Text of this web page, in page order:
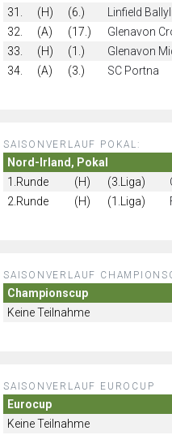
31.
(H) (6.) Linfield
32.
(A) (17.) Glenavon
33.
(H) (1.) Glenavon
34.
(A) (3.) SC Portna
SAISONVERLAUF POKAL:
Nord-Irland, Pokal
1.Runde
(H) (3.Liga)
2.Runde
(H) (1.Liga)
SAISONVERLAUF
Championscup
Keine Teilnahme
SAISONVERLAUF EUROCUP
Eurocup
Keine Teilnahme